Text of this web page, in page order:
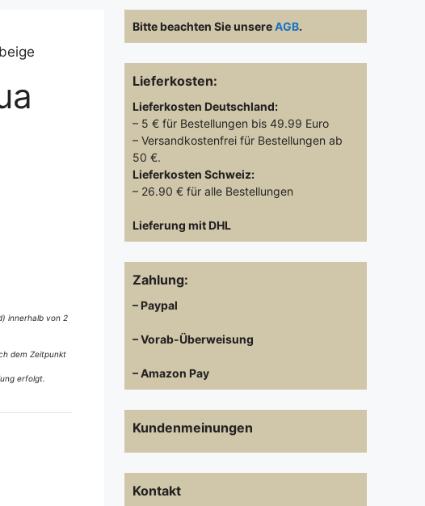
innerhalb von 2
dem Zeitpunkt
erfolgt.
Bitte beachten Sie unsereAGB.
Lieferkosten:
Lieferkosten Deutschland:
– 5 € für Bestellungen bis 49.99 Euro
– Versandkostenfrei für Bestellungen ab
50 €.
Lieferkosten Schweiz:
– 26.90 € für alle Bestellungen
Lieferung mit DHL
Zahlung:
– Paypal
– Vorab-Überweisung
– Amazon Pay
Kundenmeinungen
Kontakt